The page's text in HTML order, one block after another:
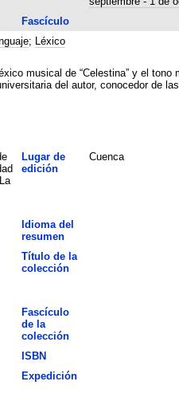
Fascículo
; Léxico
musical de “Celestina” y el
del autor, conocedor de
Lugar de
edición
Cuenca
Idioma del
resumen
Título de la
colección
Fascículo
de la
colección
ISBN
Expedición